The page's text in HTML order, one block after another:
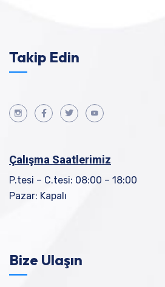
Takip Edin
Çalışma Saatlerimiz
P.tesi – C.tesi: 08:00 – 18:00
Pazar: Kapalı
Bize Ulaşın